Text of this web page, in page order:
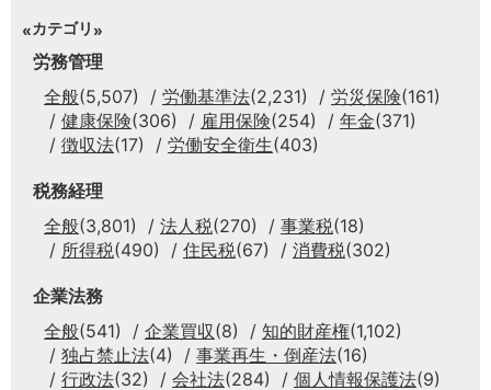
カテゴリ
労務管理
全般(5,507) 労働基準法(2,231) 労災保険(161)
健康保険(306) 雇用保険(254) 年金(371)
徴収法(17) 労働安全衛生(403)
税務経理
全般(3,801) 法人税(270) 事業税(18)
所得税(490) 住民税(67) 消費税(302)
企業法務
全般(541) 企業買収(8) 知的財産権(1,102)
独占禁止法(4) 事業再生・倒産法(16)
行政法(32) 会社法(284) 個人情報保護法(9)